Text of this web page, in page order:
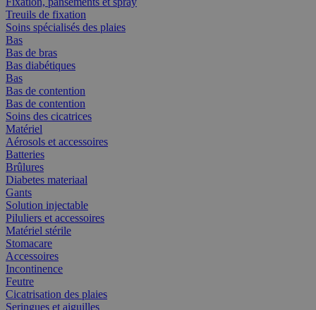
Treuils de fixation
Soins spécialisés des plaies
Bas
Bas de bras
Bas diabétiques
Bas
Bas de contention
Bas de contention
Soins des cicatrices
Matériel
Aérosols et accessoires
Batteries
Brûlures
Diabetes materiaal
Gants
Solution injectable
Piluliers et accessoires
Matériel stérile
Stomacare
Accessoires
Incontinence
Feutre
Cicatrisation des plaies
Seringues et aiguilles